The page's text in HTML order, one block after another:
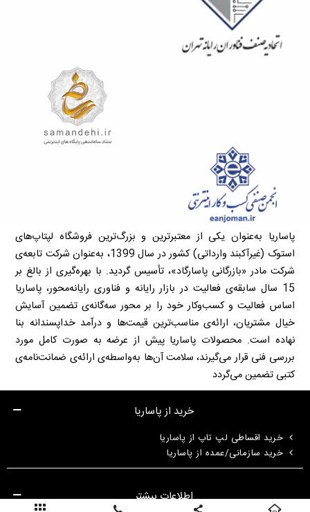
پاساریا به‌عنوان یکی از معتبرترین و بزرگ‌ترین فروشگاه لپتاپ‌های
استوک (غیرآکبند وارداتی) کشور در سال 1399، به‌عنوان شرکت تابعه‌ی
شرکت مادر «بازرگانی پاسارگاد»، تأسیس گردید. با بهره‌گیری از بالغ بر
15 سال سابقه‌ی فعالیت در بازار رایانه و فناوری رایانه‌محور، پاساریا
اساس فعالیت و کسب‌وکار خود را بر محور سه‌گانه‌ی تضمین آسایش
خیال مشتریان، ارائه‌ی مناسب‌ترین قیمت‌ها و درآمد خداپسندانه بنا
نهاده است. محصولات پاساریا پیش از عرضه به صورت کامل مورد
بررسی فنی قرار می‌گیرند، سلامت آن‌ها به‌واسطه‌ی ارائه‌ی ضمانت‌نامه‌ی
کتبی تضمین می‌گردد
خرید از پاساریا
خرید اقساطی لپ تاپ از پاساریا
خرید سازمانی/عمده از پاساریا
اطلاعات بیشتر